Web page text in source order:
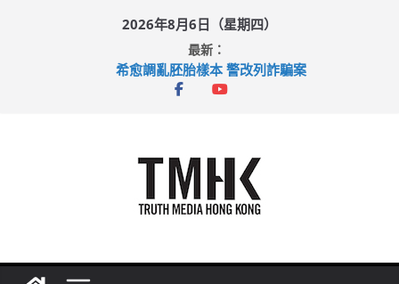
2026年8月6日（星期四）
最新：
希愈調亂胚胎樣本 警改列詐騙案
足球盛會次場激戰 祖雲達斯挫車路士